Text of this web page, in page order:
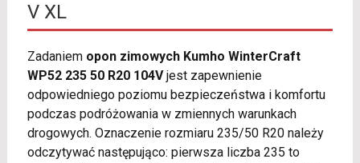
V XL
Zadaniem opon zimowych Kumho WinterCraft
WP52 235 50 R20 104Vjest zapewnienie
odpowiedniego poziomu bezpieczeństwa i komfortu
podczas podróżowania w zmiennych warunkach
drogowych. Oznaczenie rozmiaru 235/50 R20 należy
odczytywać następująco: pierwsza liczba 235 to